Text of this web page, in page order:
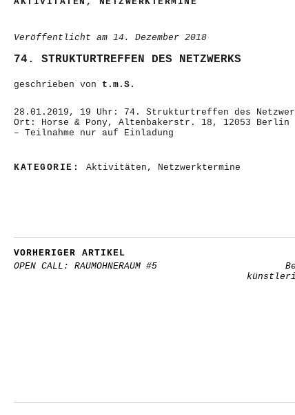
Veröffentlicht am 14. Dezember 2018
74. STRUKTURTREFFEN DES NETZWERKS
geschrieben von t.m.S.
28.01.2019, 19 Uhr: 74. Strukturtreffen des
Ort: Horse & Pony, Altenbakerstr. 18, 12053 Berlin
– Teilnahme nur auf Einladung
KATEGORIE: Aktivitäten , Netzwerktermine
VORHERIGER ARTIKEL
OPEN CALL: RAUMOHNERAUM #5